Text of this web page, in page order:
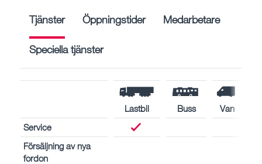
Tjänster Öppningstider Medarbetare
Speciella tjänster
Lastbil Buss
Van
Service
Försäljning av nya
fordon